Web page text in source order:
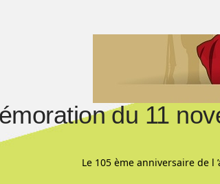
du 11
Le 105 ème anniversaire de l